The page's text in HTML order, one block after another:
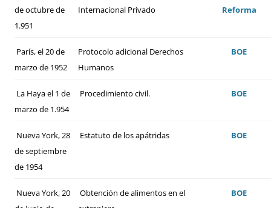
de octubre de
1.951
Internacional Privado
Reforma
París, el 20 de
marzo de 1952
Protocolo adicional Derechos
Humanos
BOE
La Haya el 1 de
marzo de 1.954
Procedimiento civil. BOE
Nueva York, 28
de septiembre
de 1954
Estatuto de los apátridas BOE
Nueva York, 20
Obtención de alimentos en el
BOE